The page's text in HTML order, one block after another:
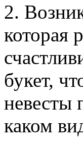
2.
которая
букет,
невесты
каком